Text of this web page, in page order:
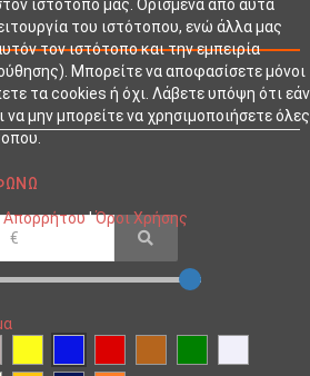
ιστότοπό μας. Ορισμένα από αυτά
του ιστότοπου, ενώ άλλα μας
τον ιστότοπο και την εμπειρία
Μπορείτε να αποφασίσετε μόνοι
τα cookies ή όχι. Λάβετε υπόψη ότι εάν
να μην μπορείτε να χρησιμοποιήσετε όλες
Απορρήτου|Όροι Χρήσης